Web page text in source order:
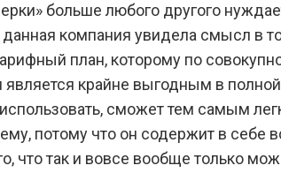
больше любого другого
компания увидела смысл в
план, которому по
является крайне выгодным в
сможет тем самым
потому что он содержит в себе
что так и вовсе вообще только